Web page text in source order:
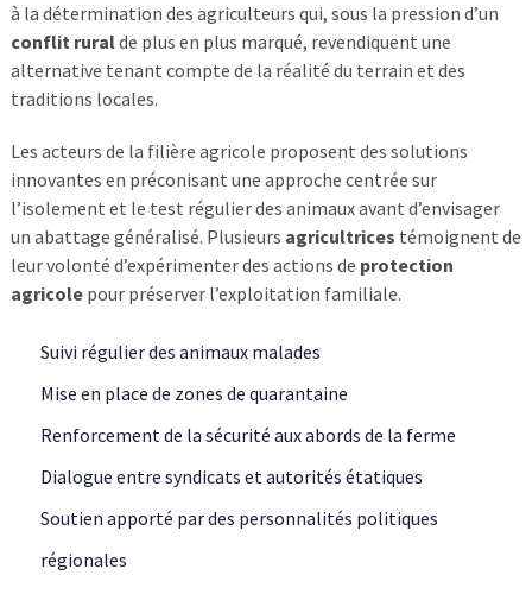
à la détermination des agriculteurs qui, sous la pression d’un
conflit ruralde plus en plus marqué, revendiquent une
alternative tenant compte de la réalité du terrain et des
traditions locales.
Les acteurs de la filière agricole proposent des solutions
innovantes en préconisant une approche centrée sur
l’isolement et le test régulier des animaux avant d’envisager
un abattage généralisé. Plusieurs agricultrices témoignent de
leur volonté d’expérimenter des actions de protection
agricolepour préserver l’exploitation familiale.
Suivi régulier des animaux malades
Mise en place de zones de quarantaine
Renforcement de la sécurité aux abords de la ferme
Dialogue entre syndicats et autorités étatiques
Soutien apporté par des personnalités politiques
régionales